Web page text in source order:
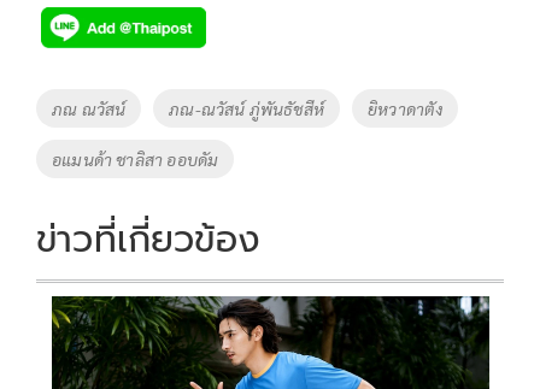
e
b
o
o
k
tt
er
p
y
Li
k
Tags
ภณ ณวัสน์ ภณ-ณวัสน์ ภู่พันธัชสีห์ ยิหวาดาตัง
อแมนด้า ชาลิสา ออบดัม
ข่าวที่เกี่ยวข้อง